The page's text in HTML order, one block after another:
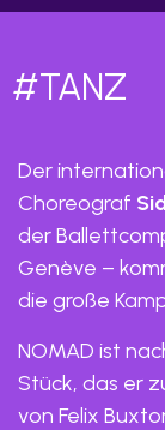
#TANZ
Der
Choreograf
der
Genève –
die große
NOMAD ist
Stück, das er
von Felix